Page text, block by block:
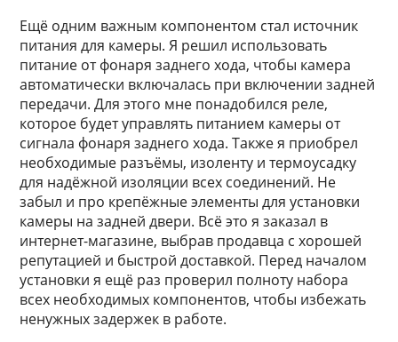
Ещё одним важным компонентом стал источник
питания для камеры. Я решил использовать
питание от фонаря заднего хода, чтобы камера
автоматически включалась при включении задней
передачи. Для этого мне понадобился реле,
которое будет управлять питанием камеры от
сигнала фонаря заднего хода. Также я приобрел
необходимые разъёмы, изоленту и термоусадку
для надёжной изоляции всех соединений. Не
забыл и про крепёжные элементы для установки
камеры на задней двери. Всё это я заказал в
интернет-магазине, выбрав продавца с хорошей
репутацией и быстрой доставкой. Перед началом
установки я ещё раз проверил полноту набора
всех необходимых компонентов, чтобы избежать
ненужных задержек в работе.